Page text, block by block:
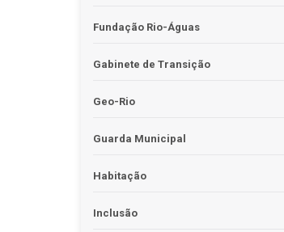
Fundação Rio-Águas
Gabinete de Transição
Geo-Rio
Guarda Municipal
Habitação
Inclusão